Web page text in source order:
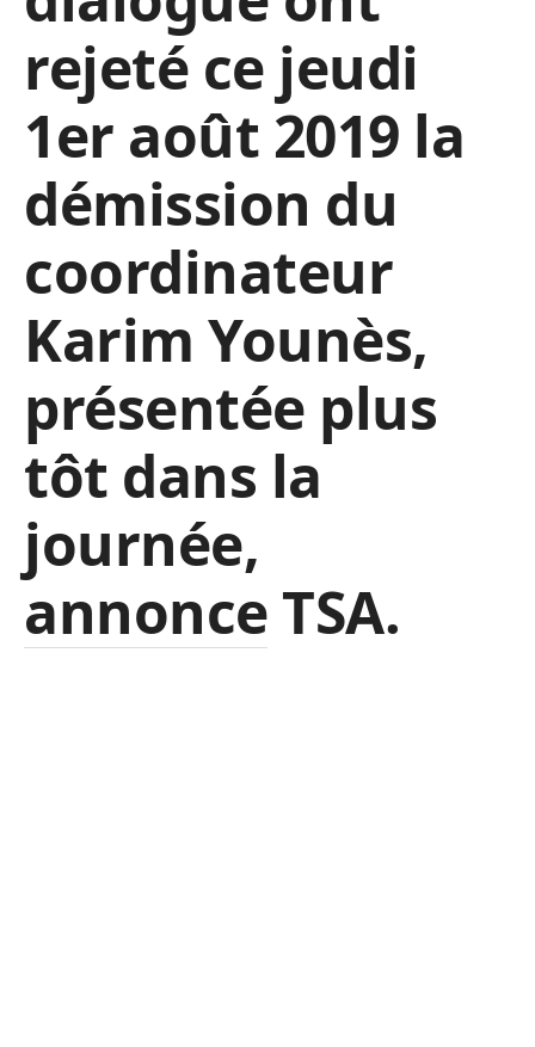
rejeté ce jeudi
1er août 2019 la
démission du
coordinateur
Karim Younès,
présentée plus
tôt dans la
journée,
annonce TSA.